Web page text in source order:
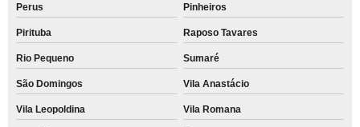
Perus Pinheiros
Pirituba Raposo Tavares
Rio Pequeno Sumaré
São Domingos Vila Anastácio
Vila Leopoldina Vila Romana